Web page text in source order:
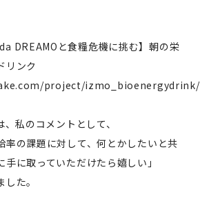
DREAMOと食糧危機に挑む】朝の栄
リンク
project/izmo_bioenergydrink/
私のコメントとして、
率の課題に対して、何とかしたいと共
に取っていただけたら嬉しい」
た。